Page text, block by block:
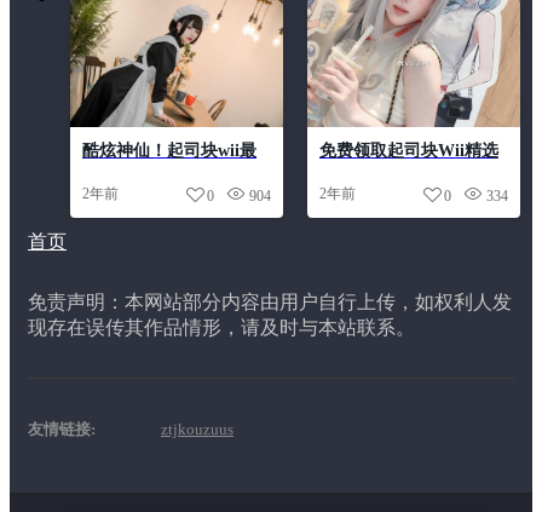
酷炫神仙！起司块wii最
2年前 904
0
免费领取起司块Wii精选
2年前 334
0
首页
免责声明：本网站部分内容由用户自行上传，如权利人发
现存在误传其作品情形，请及时与本站联系。
友情链接: ztjkouzuus